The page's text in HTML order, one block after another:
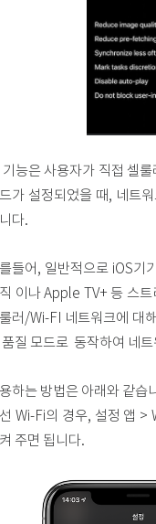
기능은 사용자가 직접 셀
가 설정되었을 때, 네트
다.
들어, 일반적으로 iOS기
이나 Apple TV+ 등 스
러/Wi-FI 네트워크에 대
품질 모드로 동작하여 네
하는 방법은 아래와 같습
Wi-Fi의 경우, 설정 앱 >
주면 됩니다.